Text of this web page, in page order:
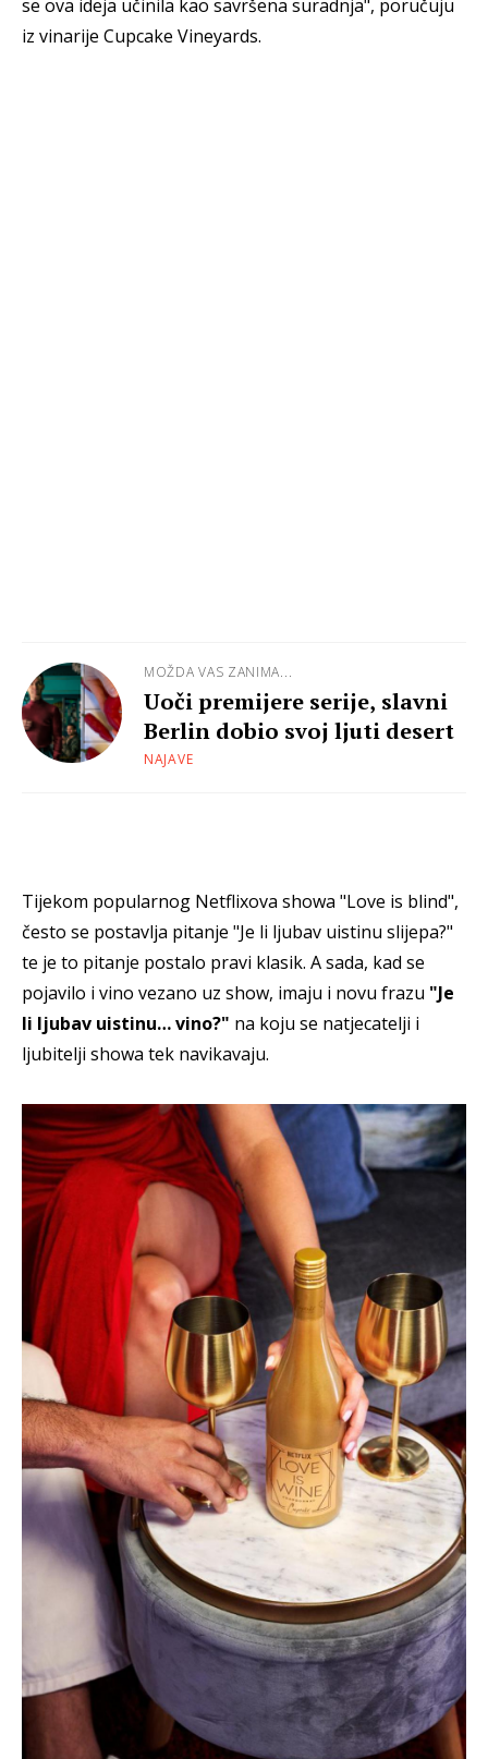
se ova ideja učinila kao savršena suradnja", poručuju
iz vinarije Cupcake Vineyards.
MOŽDA VAS ZANIMA...
Uoči premijere serije, slavni
Berlin dobio svoj ljuti desert
NAJAVE
Tijekom popularnog Netflixova showa "Love is blind",
često se postavlja pitanje "Je li ljubav uistinu slijepa?"
te je to pitanje postalo pravi klasik. A sada, kad se
pojavilo i vino vezano uz show, imaju i novu frazu "Je
li ljubav uistinu… vino?" na koju se natjecatelji i
ljubitelji showa tek navikavaju.